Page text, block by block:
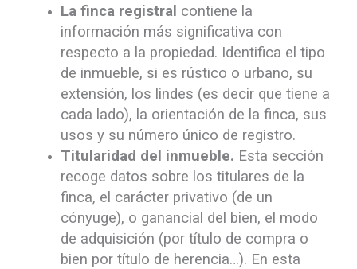
La finca registral contiene la
información más significativa con
respecto a la propiedad. Identifica el tipo
de inmueble, si es rústico o urbano, su
extensión, los lindes (es decir que tiene a
cada lado), la orientación de la finca, sus
usos y su número único de registro.
Titularidad del inmueble. Esta sección
recoge datos sobre los titulares de la
finca, el carácter privativo (de un
cónyuge), o ganancial del bien, el modo
de adquisición (por título de compra o
bien por título de herencia…). En esta